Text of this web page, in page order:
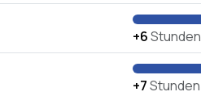
+6Stunden
+7Stunden